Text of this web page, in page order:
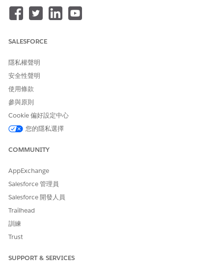
標準動作
:刪除
線上檢視 (僅限行動應用程式)、解除鎖定 (僅限桌面網站)
GoTo 動作
「移至」動作會將使用者從「造訪」記錄頁面或清單檢視帶往
「造訪參與」的特定區段,以完成工作而無須捲動。
定義自訂與特殊動作
設定解除鎖定動作,讓特定設定檔可以從桌面網站解除鎖定已提
使用版面配置可在「動態動作」未開啟時,將動作新增至「造
使用動態動作新增動作
使用「動態動作」將動作新增至「造訪」記錄頁面,讓使用者只
會看見與目前造訪狀態和裝置相關的動作。
請讓我們知道，以便我們改進！
SALESFORCE
隱私權聲明
安全性聲明
使用條款
參與原則
Cookie 偏好設定中心
您的隱私選擇
COMMUNITY
AppExchange
Salesforce 管理員
Salesforce 開發人員
Trailhead
訓練
Trust
SUPPORT & SERVICES